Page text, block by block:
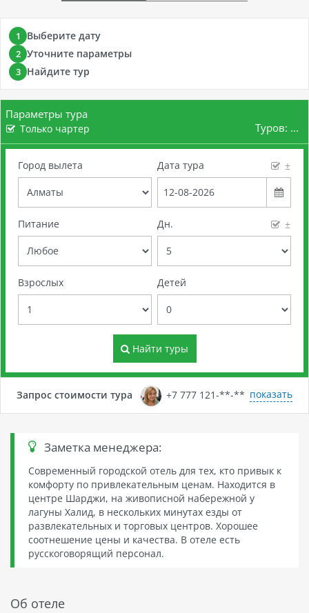
1 Выберите дату
2 Уточните параметры
3 Найдите тур
Параметры тура
Только чартер Туров: ...
Город вылета Дата тура ±
Питание Дн. ±
Взрослых Детей
Найти туры
Запрос стоимости тура +7 777 121-**-** показать
Заметка менеджера:
Современный городской отель для тех, кто привык к
комфорту по привлекательным ценам. Находится в
центре Шарджи, на живописной набережной у
лагуны Халид, в нескольких минутах езды от
развлекательных и торговых центров. Хорошее
соотнешение цены и качества. В отеле есть
русскоговорящий персонал.
Об отеле